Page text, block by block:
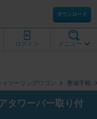
ダウンロード
メニュー
ログイン
ィツーリングワゴン 整備手帳
タワーバー取り付